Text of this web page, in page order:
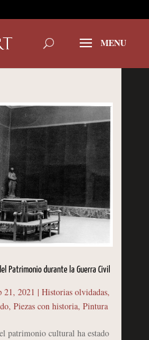
Patrimonio durante la Guerra Civil
21, 2021 | Historias olvidadas,
, Piezas con historia, Pintura
patrimonio cultural ha estado